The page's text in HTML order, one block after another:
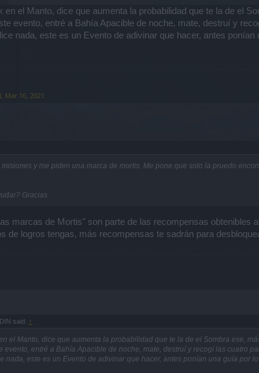
en el Manto, dice que aumenta la probabilidad que te la de el
evento, entré a Bahía Apacible de noche, mate, destruí y
nada, este es un Evento de adivinar que hacer, antes ponían
, Mar 16, 2021
y me piden una marca de mortis. Me pone que solo la pruedo
Gracias
marcas de Mortis" son parte de las recompensas obtenibles
de logros tengas, más recompensas te sadrán para
said: ↑
el Manto, dice que aumenta la probabilidad que te la de el Sombra ese,
evento, entré a Bahía Apacible de noche, mate, destruí y recogí las cuatro
nada, este es un Evento de adivinar que hacer, antes ponían una guía por